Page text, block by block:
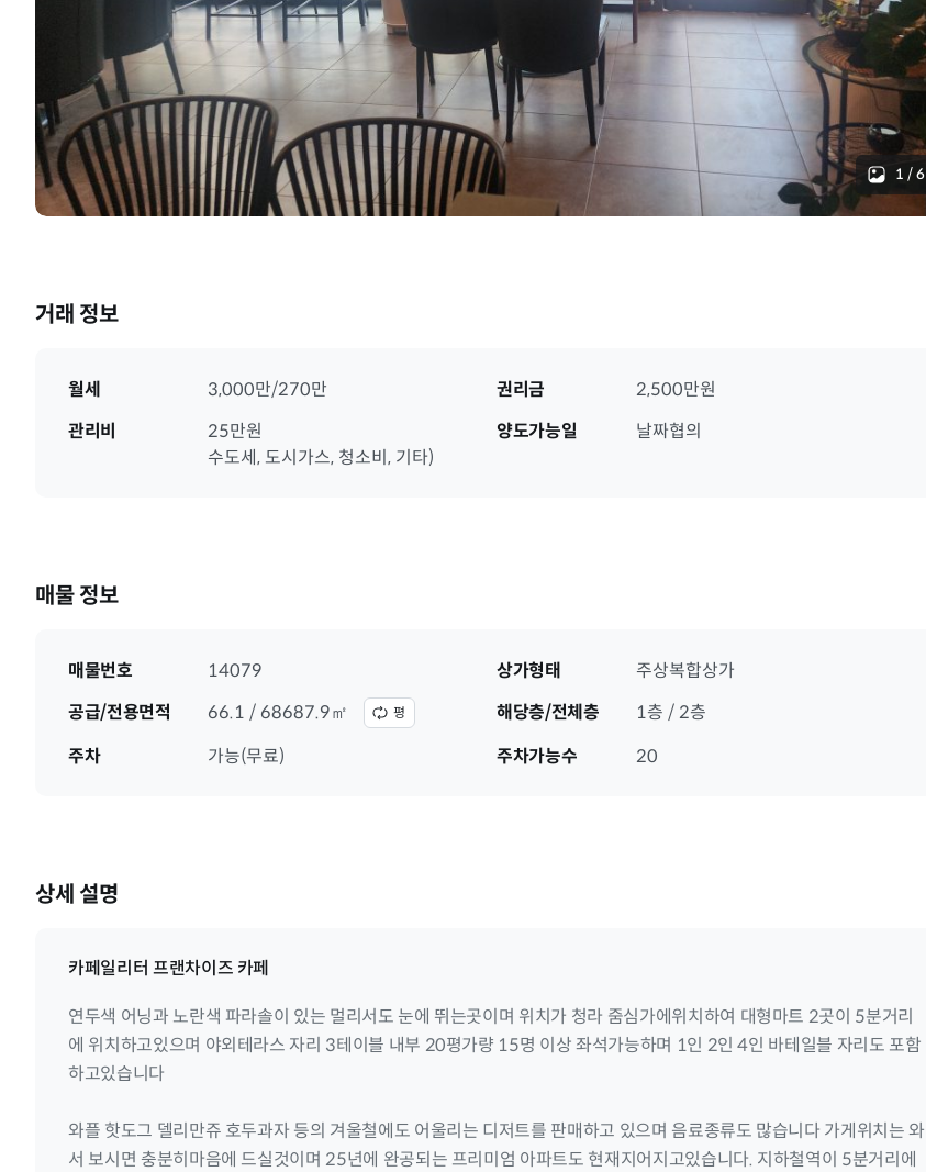
1 /6
거래 정보
월세 3,000만/270만 권리금
2,500만원
관리비
25만원
수도세, 도시가스, 청소비, 기타)
양도가능일 날짜협의
매물 정보
매물번호 14079 상가형태
주상복합상가
공급/전용면적
66.1 / 68687.9㎡ 평 해당층/전체층
1층 / 2층
주차
가능(무료) 주차가능수 20
상세 설명
카페일리터 프랜차이즈 카페
연두색 어닝과 노란색 파라솔이 있는 멀리서도 눈에 뛰는곳이며 위치가 청라 줌심가에위치하여 대형마트 2곳이 5분거리
에 위치하고있으며 야외테라스 자리 3테이블 내부 20평가량 15명 이상 좌석가능하며 1인 2인 4인 바테일블 자리도 포함
하고있습니다
와플 핫도그 델리만쥬 호두과자 등의 겨울철에도 어울리는 디저트를 판매하고 있으며 음료종류도 많습니다 가게위치는 와
서 보시면 충분히마음에 드실것이며 25년에 완공되는 프리미엄 아파트도 현재지어지고있습니다. 지하철역이 5분거리에